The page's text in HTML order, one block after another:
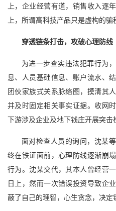
上，企业经营有道，销售收入逐
上，所谓高科技产品只是虚构的骗
穿透链条打击，攻破心理防线
为进一步查实违法犯罪行为
息、人员基础信息、账户流水、
团伙家族式关系脉络图，摸清其
并及时固定相关事实证据。收网
下游涉及企业及地下钱庄开展突击
面对检查人员的询问，沈某
终在铁证面前，心理防线逐渐崩
行为。沈某交代，其本人曾经营
日上，然而一次错误投资导致企
蔽了自己的理智，心生贪念，决定